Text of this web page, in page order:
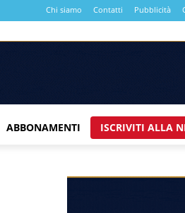
Chi siamo Contatti Pubblicità
ABBONAMENTI ISCRIVITI ALLA